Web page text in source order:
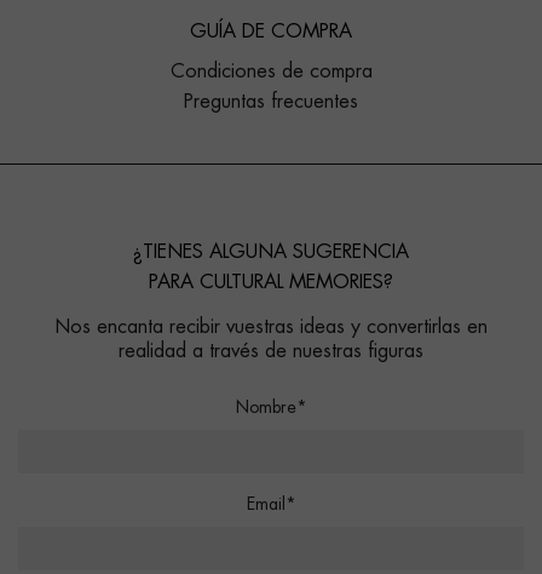
GUÍA DE COMPRA
Condiciones de compra
Preguntas frecuentes
¿TIENES ALGUNA SUGERENCIA
PARA CULTURAL MEMORIES?
Nos encanta recibir vuestras ideas y convertirlas en
realidad a través de nuestras figuras
Nombre*
Email*